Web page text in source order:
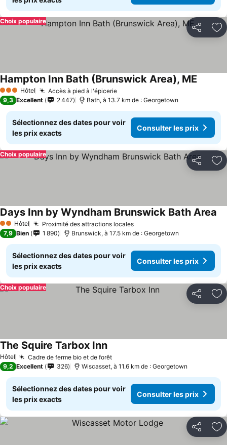
Partager
Choix populaire
3 ÉtoilesHôtel Accès à pied à l'épicerie
Hampton Inn Bath (Brunswick Area), ME
9,3 Excellent 2 447 Bath, à 13.7 km de : Georgetown
Sélectionnez des dates pour voir
les prix exacts
Consulter les prix
Partager
Choix populaire
2 Étoiles
Hôtel Proximité des attractions locales
Days Inn by Wyndham Brunswick Bath Area
7,9 Bien 1 890 Brunswick, à 17.5 km de : Georgetown
Sélectionnez des dates pour voir
les prix exacts
Consulter les prix
Partager
Choix populaire
Hôtel Cadre de ferme bio et de forêt
The Squire Tarbox Inn
9,2 Excellent 326 Wiscasset, à 11.6 km de : Georgetown
Sélectionnez des dates pour voir
les prix exacts
Consulter les prix
Partager